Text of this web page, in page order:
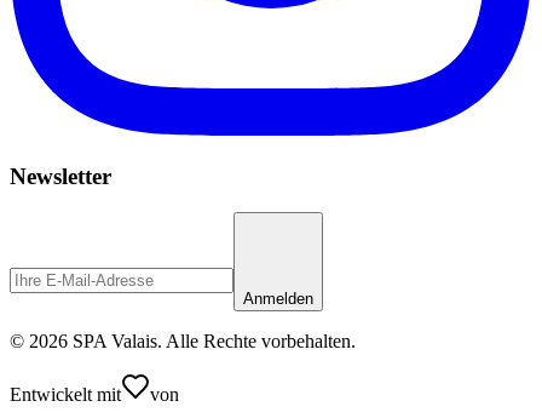
Newsletter
Anmelden
© 2026 SPA Valais. Alle Rechte vorbehalten.
Entwickelt mit von